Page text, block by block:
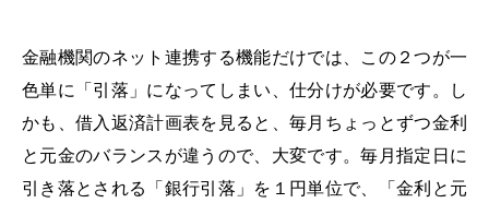
金融機関のネット連携する機能だけでは、この２つが一
色単に「引落」になってしまい、仕分けが必要です。し
かも、借入返済計画表を見ると、毎月ちょっとずつ金利
と元金のバランスが違うので、大変です。毎月指定日に
引き落とされる「銀行引落」を１円単位で、「金利と元